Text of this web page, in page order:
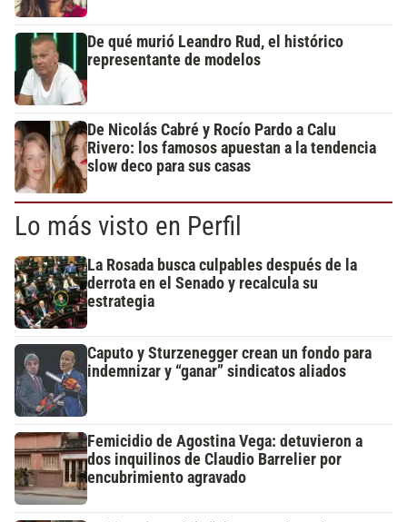
De qué murió Leandro Rud, el histórico
representante de modelos
De Nicolás Cabré y Rocío Pardo a Calu
Rivero: los famosos apuestan a la tendencia
slow deco para sus casas
Lo más visto en Perfil
La Rosada busca culpables después de la
derrota en el Senado y recalcula su
estrategia
Caputo y Sturzenegger crean un fondo para
indemnizar y “ganar” sindicatos aliados
Femicidio de Agostina Vega: detuvieron a
dos inquilinos de Claudio Barrelier por
encubrimiento agravado